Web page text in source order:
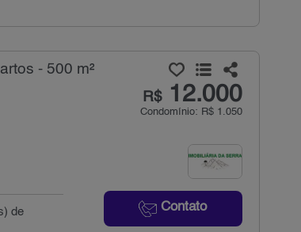
- 500 m²
R$12.000
Condomínio: R$ 1.050
Contato
de